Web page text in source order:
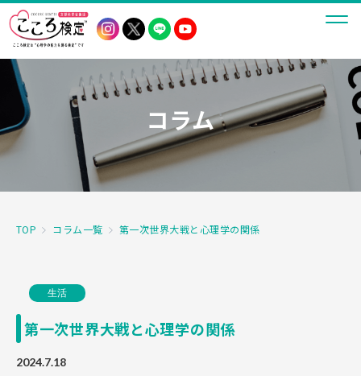
コラム
TOP コラム一覧 第一次世界大戦と心理学の関係
生活
第一次世界大戦と心理学の関係
2024.7.18